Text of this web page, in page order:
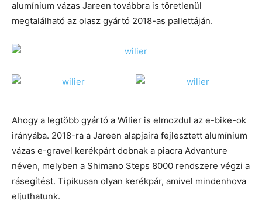
alumínium vázas Jareen továbbra is töretlenül
megtalálható az olasz gyártó 2018-as pallettáján.
Ahogy a legtöbb gyártó a Wilier is elmozdul az e-bike-ok
irányába. 2018-ra a Jareen alapjaira fejlesztett alumínium
vázas e-gravel kerékpárt dobnak a piacra Advanture
néven, melyben a Shimano Steps 8000 rendszere végzi a
rásegítést. Tipikusan olyan kerékpár, amivel mindenhova
eljuthatunk.